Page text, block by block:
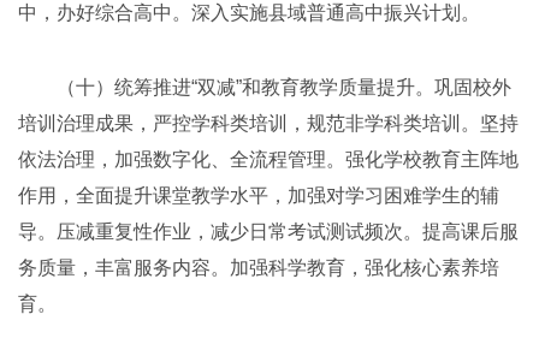
中，办好综合高中。深入实施县域普通高中振兴计划。
（十）统筹推进“双减”和教育教学质量提升。巩固校外
培训治理成果，严控学科类培训，规范非学科类培训。坚持
依法治理，加强数字化、全流程管理。强化学校教育主阵地
作用，全面提升课堂教学水平，加强对学习困难学生的辅
导。压减重复性作业，减少日常考试测试频次。提高课后服
务质量，丰富服务内容。加强科学教育，强化核心素养培
育。